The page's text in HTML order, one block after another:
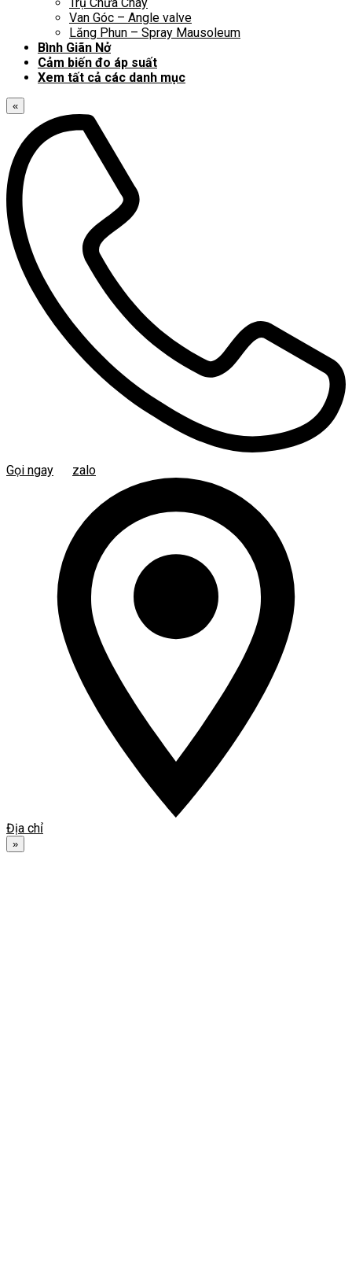
Van Góc – Angle valve
Lăng Phun – Spray Mausoleum
Bình Giãn Nở
Cảm biến đo áp suất
Xem tất cả các danh mục
«
Gọi ngay zalo
Địa chỉ
»